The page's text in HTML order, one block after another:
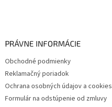
PRÁVNE INFORMÁCIE
Obchodné podmienky
Reklamačný poriadok
Ochrana osobných údajov a cookies
Formulár na odstúpenie od zmluvy